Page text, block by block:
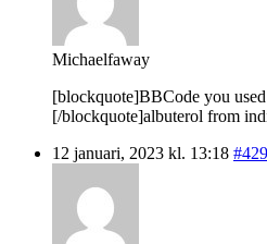
Michaelfaway
[blockquote]BBCode you
[/blockquote]albuterol from
12 januari, 2023 kl. 13:18